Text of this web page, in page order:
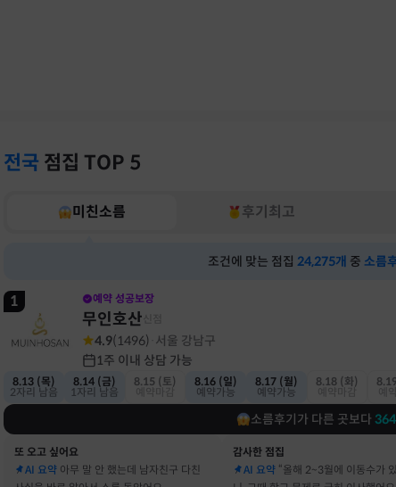
전국 점집 TOP 5
미친소름 후기최고
조건에 맞는 점집 24,275개 중 소름
1 예약 성공보장
무인호산
4.9(1496) 서울 강남구
1주 이내 상담 가능
8.13 (목)
2자리 남음
8.14 (금)
1자리 남음
8.15 (토)
8.16 (일)
예약가능
8.17 (월)
예약가능
8.18 (화)
소름후기가 다른 곳보다
또 오고 싶어요
AI 요약 아무 말 안 했는데 남자친구 다친
감사한 점집
AI 요약 “올해 2~3월에 이동수가